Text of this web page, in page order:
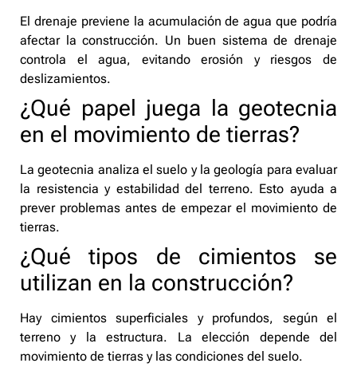
El drenaje previene la acumulación de agua que podría
afectar la construcción. Un buen sistema de drenaje
controla el agua, evitando erosión y riesgos de
deslizamientos.
¿Qué papel juega la geotecnia
en el movimiento de tierras?
La geotecnia analiza el suelo y la geología para evaluar
la resistencia y estabilidad del terreno. Esto ayuda a
prever problemas antes de empezar el movimiento de
tierras.
¿Qué tipos de cimientos se
utilizan en la construcción?
Hay cimientos superficiales y profundos, según el
terreno y la estructura. La elección depende del
movimiento de tierras y las condiciones del suelo.